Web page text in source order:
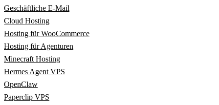
Geschäftliche E-Mail
Cloud Hosting
Hosting für WooCommerce
Hosting für Agenturen
Minecraft Hosting
Hermes Agent VPS
OpenClaw
Paperclip VPS